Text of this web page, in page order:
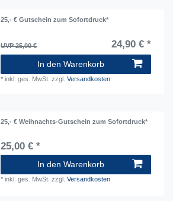
25,- € Gutschein zum Sofortdruck*
UVP 25,00 € 24,90 € *
In den Warenkorb
*inkl. ges. MwSt. zzgl.Versandkosten
25,- € Weihnachts-Gutschein zum Sofortdruck*
25,00 € *
In den Warenkorb
*inkl. ges. MwSt. zzgl.Versandkosten